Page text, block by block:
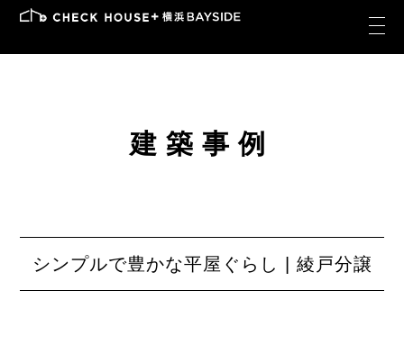
建築事例
シンプルで豊かな平屋ぐらし | 綾戸分譲